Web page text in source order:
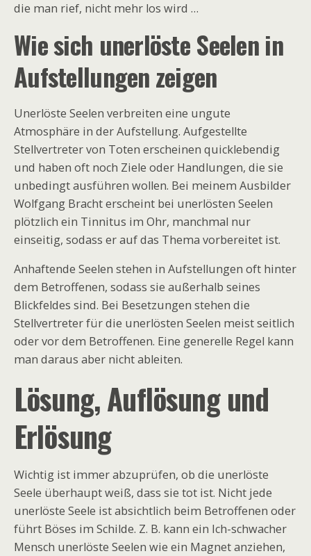
die man rief, nicht mehr los wird …
Wie sich unerlöste Seelen in
Aufstellungen zeigen
Unerlöste Seelen verbreiten eine ungute
Atmosphäre in der Aufstellung. Aufgestellte
Stellvertreter von Toten erscheinen quicklebendig
und haben oft noch Ziele oder Handlungen, die sie
unbedingt ausführen wollen. Bei meinem Ausbilder
Wolfgang Bracht erscheint bei unerlösten Seelen
plötzlich ein Tinnitus im Ohr, manchmal nur
einseitig, sodass er auf das Thema vorbereitet ist.
Anhaftende Seelen stehen in Aufstellungen oft hinter
dem Betroffenen, sodass sie außerhalb seines
Blickfeldes sind. Bei Besetzungen stehen die
Stellvertreter für die unerlösten Seelen meist seitlich
oder vor dem Betroffenen. Eine generelle Regel kann
man daraus aber nicht ableiten.
Lösung, Auflösung und
Erlösung
Wichtig ist immer abzuprüfen, ob die unerlöste
Seele überhaupt weiß, dass sie tot ist. Nicht jede
unerlöste Seele ist absichtlich beim Betroffenen oder
führt Böses im Schilde. Z. B. kann ein Ich-schwacher
Mensch unerlöste Seelen wie ein Magnet anziehen,